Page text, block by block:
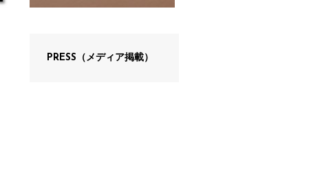
PRESS（メディア掲載）